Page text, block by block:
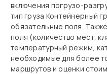
включения погрузо-
тип груза Контейнерный
обязательные поля.
поля (количество мест,
температурный режим,
необходимые для более
маршрутов и оценки